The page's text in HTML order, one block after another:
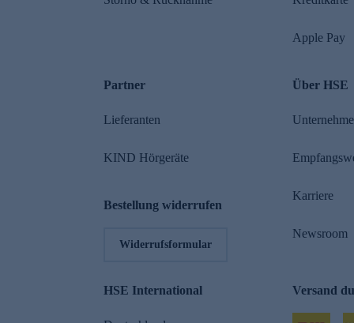
Apple Pay
Partner
Lieferanten
KIND Hörgeräte
Bestellung widerrufen
Widerrufsformular
Über HSE
Karriere
Newsroom
HSE International Versand